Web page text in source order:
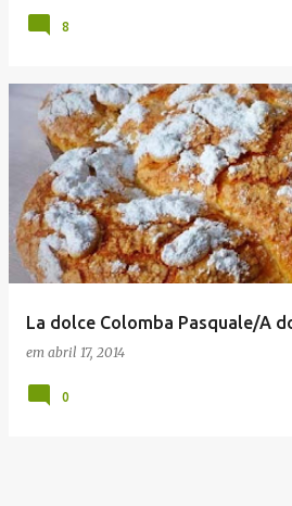
8
La dolce Colomba Pasquale/A
em abril 17, 2014
0